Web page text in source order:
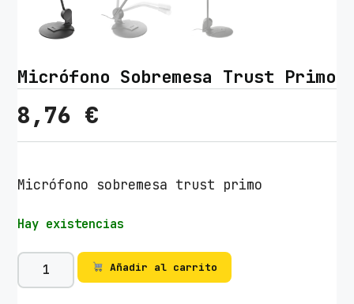
Micrófono Sobremesa Trust Primo
8,76 €
Micrófono sobremesa trust primo
Hay existencias
M
i
Añadir al carrito